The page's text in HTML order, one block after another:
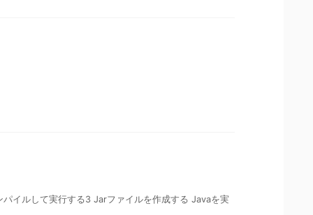
イルして実行する3 Jarファイルを作成する Javaを実